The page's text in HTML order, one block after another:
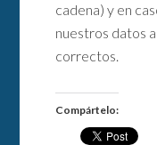
cadena) y en
nuestros datos
correctos.
Compártelo: